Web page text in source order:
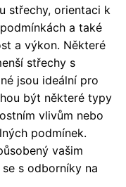
střechy, orientaci k
a také
a výkon. Některé
střechy s
jsou ideální pro
být některé typy
vlivům nebo
podmínek.
vašim
s odborníky na